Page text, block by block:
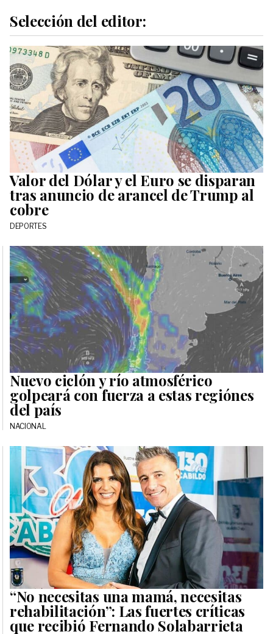
Selección del editor:
Valor del Dólar y el Euro se disparan
tras anuncio de arancel de Trump al
cobre
DEPORTES
Nuevo ciclón y río atmosférico
golpeará con fuerza a estas regiónes
del país
NACIONAL
“No necesitas una mamá, necesitas
rehabilitación”: Las fuertes críticas
que recibió Fernando Solabarrieta